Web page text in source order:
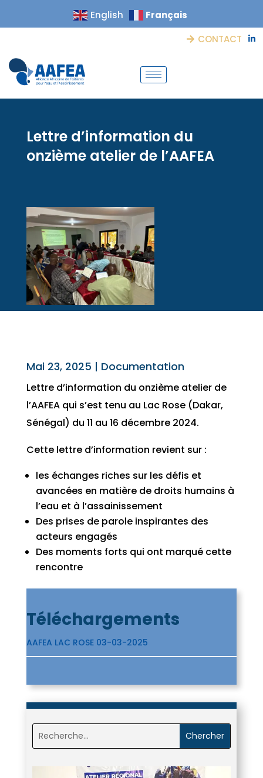
English
Français
CONTACT
Lettre d’information du
onzième atelier de l’AAFEA
Mai 23, 2025 | Documentation
Lettre d’information du onzième atelier de
l’AAFEA qui s’est tenu au Lac Rose (Dakar,
Sénégal) du 11 au 16 décembre 2024.
Cette lettre d’information revient sur :
les échanges riches sur les défis et
avancées en matière de droits humains à
l’eau et à l’assainissement
Des prises de parole inspirantes des
acteurs engagés
Des moments forts qui ont marqué cette
rencontre
Téléchargements
AAFEA LAC ROSE 03-03-2025